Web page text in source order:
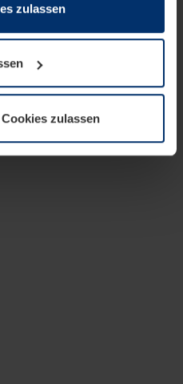
Seite unbedingt
Cookie-Typen benötigen
können Sie jederzeit
Website ändern oder
zulassen
zulassen